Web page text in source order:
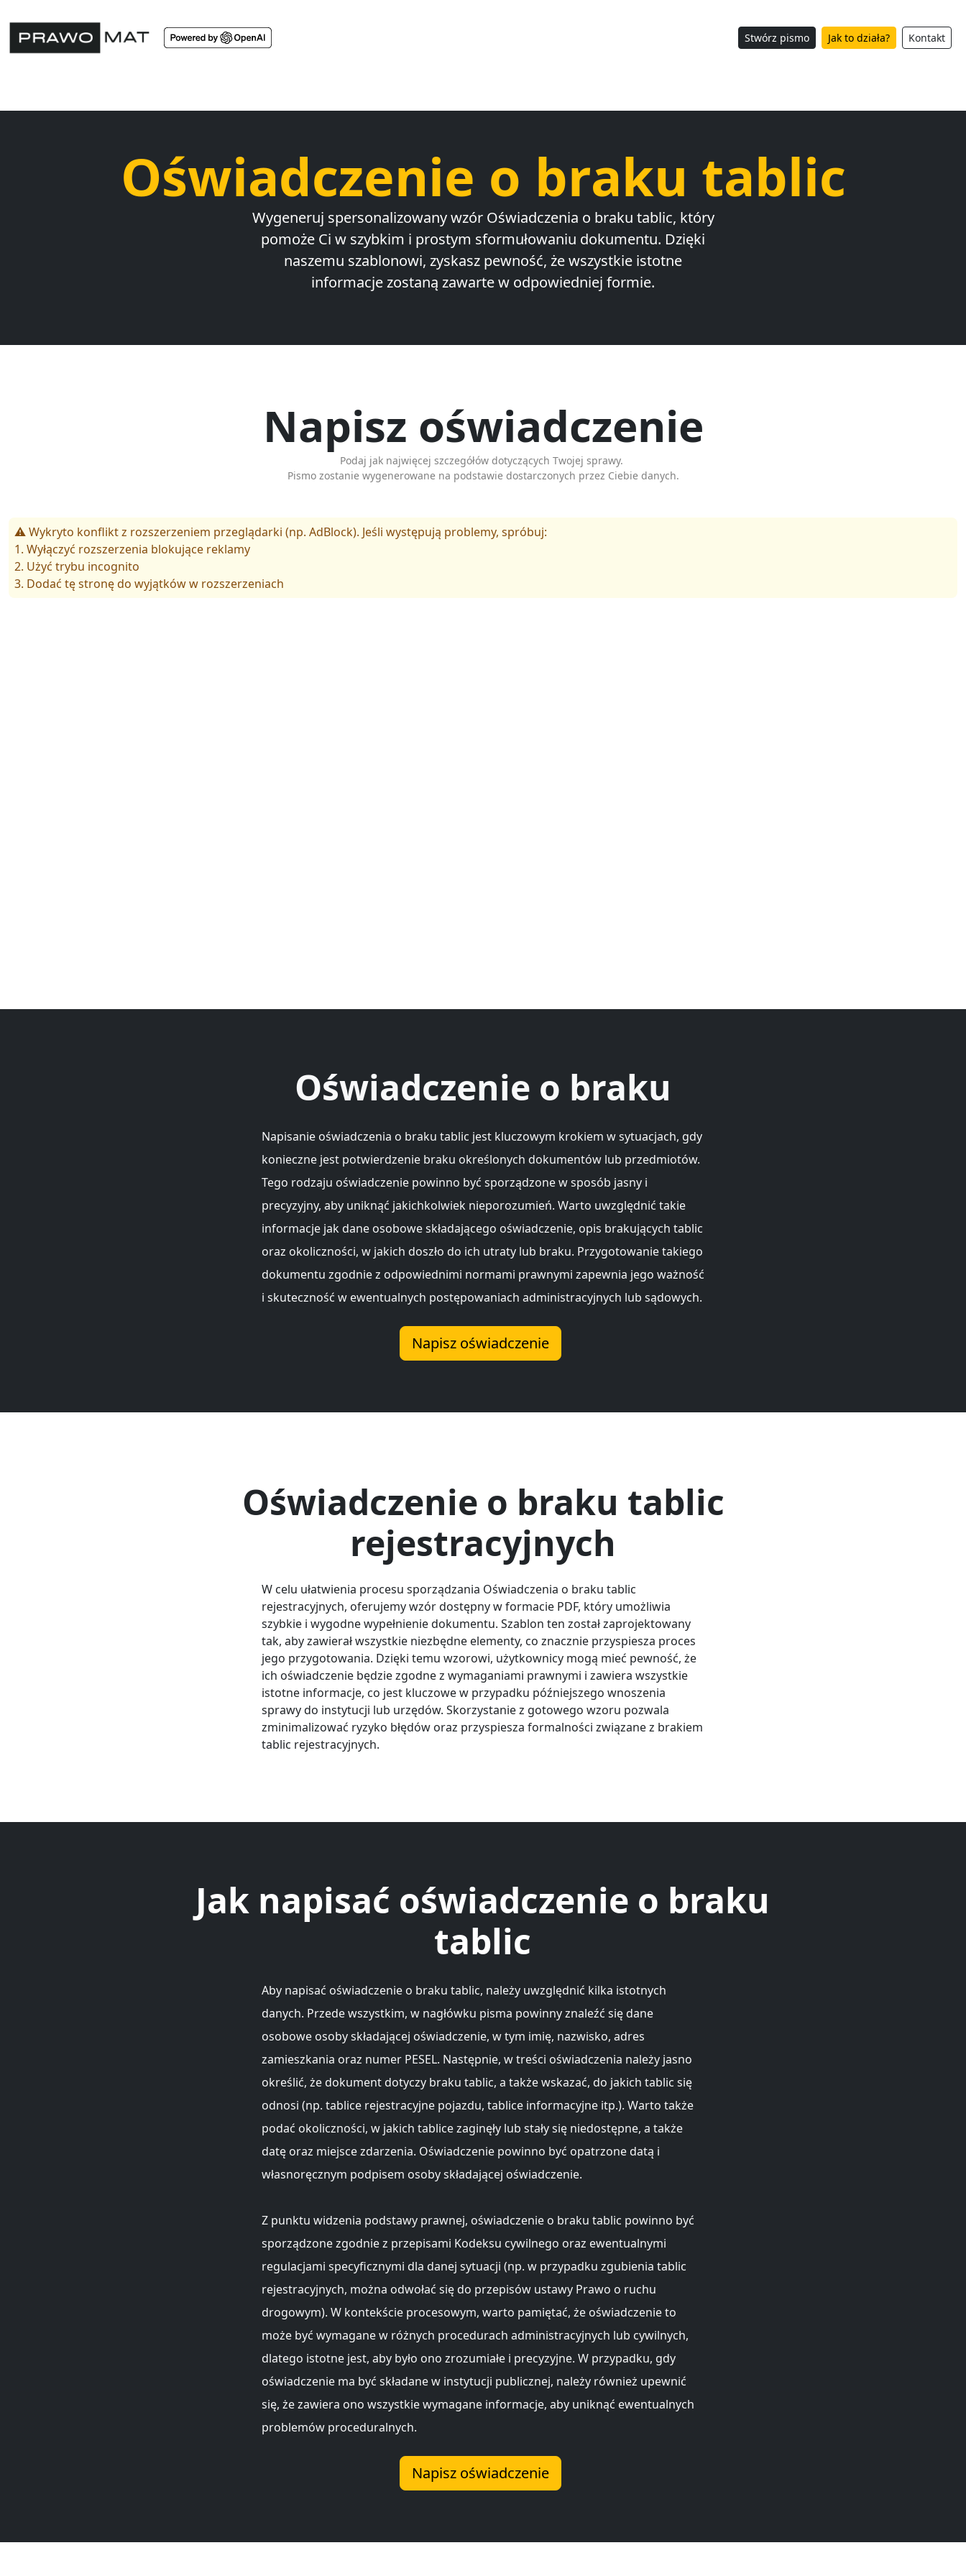
Stwórz pismo Jak to działa? Kontakt
Oświadczenie o braku tablic
Wygeneruj spersonalizowany wzór Oświadczenia o braku tablic, który
pomoże Ci w szybkim i prostym sformułowaniu dokumentu. Dzięki
naszemu szablonowi, zyskasz pewność, że wszystkie istotne
informacje zostaną zawarte w odpowiedniej formie.
Napisz oświadczenie
Podaj jak najwięcej szczegółów dotyczących Twojej sprawy.
Pismo zostanie wygenerowane na podstawie dostarczonych przez Ciebie danych.
⚠️ Wykryto konflikt z rozszerzeniem przeglądarki (np. AdBlock). Jeśli występują problemy, spróbuj:
1. Wyłączyć rozszerzenia blokujące reklamy
2. Użyć trybu incognito
3. Dodać tę stronę do wyjątków w rozszerzeniach
Oświadczenie o braku
Napisanie oświadczenia o braku tablic jest kluczowym krokiem w sytuacjach, gdy
konieczne jest potwierdzenie braku określonych dokumentów lub przedmiotów.
Tego rodzaju oświadczenie powinno być sporządzone w sposób jasny i
precyzyjny, aby uniknąć jakichkolwiek nieporozumień. Warto uwzględnić takie
informacje jak dane osobowe składającego oświadczenie, opis brakujących tablic
oraz okoliczności, w jakich doszło do ich utraty lub braku. Przygotowanie takiego
dokumentu zgodnie z odpowiednimi normami prawnymi zapewnia jego ważność
i skuteczność w ewentualnych postępowaniach administracyjnych lub sądowych.
Napisz oświadczenie
Oświadczenie o braku tablic
rejestracyjnych
W celu ułatwienia procesu sporządzania Oświadczenia o braku tablic
rejestracyjnych, oferujemy wzór dostępny w formacie PDF, który umożliwia
szybkie i wygodne wypełnienie dokumentu. Szablon ten został zaprojektowany
tak, aby zawierał wszystkie niezbędne elementy, co znacznie przyspiesza proces
jego przygotowania. Dzięki temu wzorowi, użytkownicy mogą mieć pewność, że
ich oświadczenie będzie zgodne z wymaganiami prawnymi i zawiera wszystkie
istotne informacje, co jest kluczowe w przypadku późniejszego wnoszenia
sprawy do instytucji lub urzędów. Skorzystanie z gotowego wzoru pozwala
zminimalizować ryzyko błędów oraz przyspiesza formalności związane z brakiem
tablic rejestracyjnych.
Jak napisać oświadczenie o braku
tablic
Aby napisać oświadczenie o braku tablic, należy uwzględnić kilka istotnych
danych. Przede wszystkim, w nagłówku pisma powinny znaleźć się dane
osobowe osoby składającej oświadczenie, w tym imię, nazwisko, adres
zamieszkania oraz numer PESEL. Następnie, w treści oświadczenia należy jasno
określić, że dokument dotyczy braku tablic, a także wskazać, do jakich tablic się
odnosi (np. tablice rejestracyjne pojazdu, tablice informacyjne itp.). Warto także
podać okoliczności, w jakich tablice zaginęły lub stały się niedostępne, a także
datę oraz miejsce zdarzenia. Oświadczenie powinno być opatrzone datą i
własnoręcznym podpisem osoby składającej oświadczenie.
Z punktu widzenia podstawy prawnej, oświadczenie o braku tablic powinno być
sporządzone zgodnie z przepisami Kodeksu cywilnego oraz ewentualnymi
regulacjami specyficznymi dla danej sytuacji (np. w przypadku zgubienia tablic
rejestracyjnych, można odwołać się do przepisów ustawy Prawo o ruchu
drogowym). W kontekście procesowym, warto pamiętać, że oświadczenie to
może być wymagane w różnych procedurach administracyjnych lub cywilnych,
dlatego istotne jest, aby było ono zrozumiałe i precyzyjne. W przypadku, gdy
oświadczenie ma być składane w instytucji publicznej, należy również upewnić
się, że zawiera ono wszystkie wymagane informacje, aby uniknąć ewentualnych
problemów proceduralnych.
Napisz oświadczenie